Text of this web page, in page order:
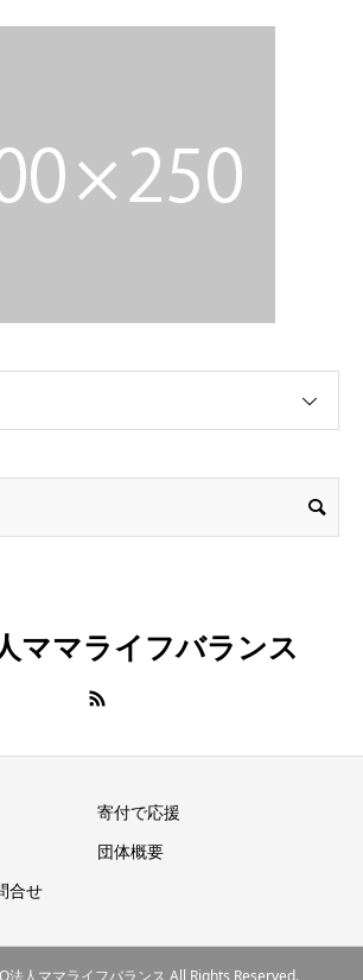
ママライフバランス
寄付で応援
団体概要
合せ
人ママライフバランス All Rights Reserved.